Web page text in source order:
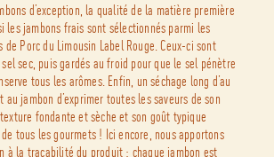
d’exception, la qualité de la matière première
les jambons frais sont sélectionnés parmi les
de Porc du Limousin Label Rouge. Ceux-ci sont
sec, puis gardés au froid pour que le sel pénètre
tous les arômes. Enfin, un séchage long d’au
au jambon d’exprimer toutes les saveurs de son
fondante et sèche et son goût typique
tous les gourmets ! Ici encore, nous apportons
à la traçabilité du produit : chaque jambon est